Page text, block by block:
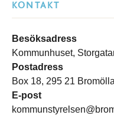
KONTAKT
Besöksadress
Kommunhuset,
Postadress
Box 18, 295 21 Bromölla
E-post